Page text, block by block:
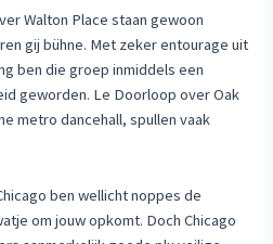
Walton Place staan gewoon
gij bühne. Met zeker entourage uit
ben die groep inmiddels een
geworden. Le Doorloop over Oak
metro dancehall, spullen vaak
ben wellicht noppes de
om jouw opkomt. Doch Chicago